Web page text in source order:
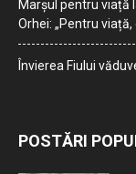
Marșul pentru viață
Orhei: „Pentru
Învierea Fiului
POSTĂRI